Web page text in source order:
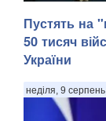
Пустять на
50 тисяч
України
неділя, 9